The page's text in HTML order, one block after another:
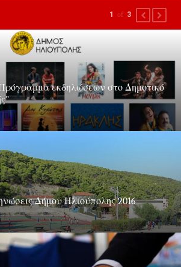
εκδηλώσεων στο Δημοτικό
Δήμου Ηλιούπολης 2016
1 of 3 PREVIOUS
NEXT